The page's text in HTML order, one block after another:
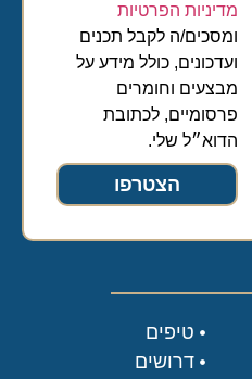
מדיניות הפרטיות
ומסכים/ה לקבל תכנים
ועדכונים, כולל מידע על
מבצעים וחומרים
פרסומיים, לכתובת
הדוא״ל שלי.
הצטרפו
טיפים
דרושים